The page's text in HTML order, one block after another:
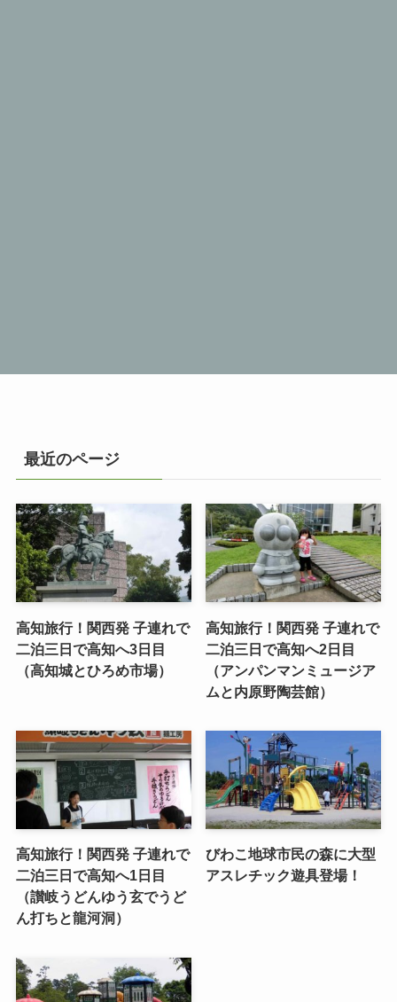
最近のページ
高知旅行！関西発 子連れで
二泊三日で高知へ3日目
（高知城とひろめ市場）
高知旅行！関西発 子連れで
二泊三日で高知へ2日目
（アンパンマンミュージア
ムと内原野陶芸館）
高知旅行！関西発 子連れで
二泊三日で高知へ1日目
（讃岐うどんゆう玄でうど
ん打ちと龍河洞）
びわこ地球市民の森に大型
アスレチック遊具登場！